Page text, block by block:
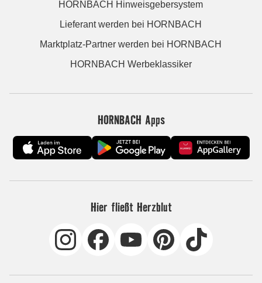
HORNBACH Hinweisgebersystem
Lieferant werden bei HORNBACH
Marktplatz-Partner werden bei HORNBACH
HORNBACH Werbeklassiker
HORNBACH Apps
Hier fließt Herzblut